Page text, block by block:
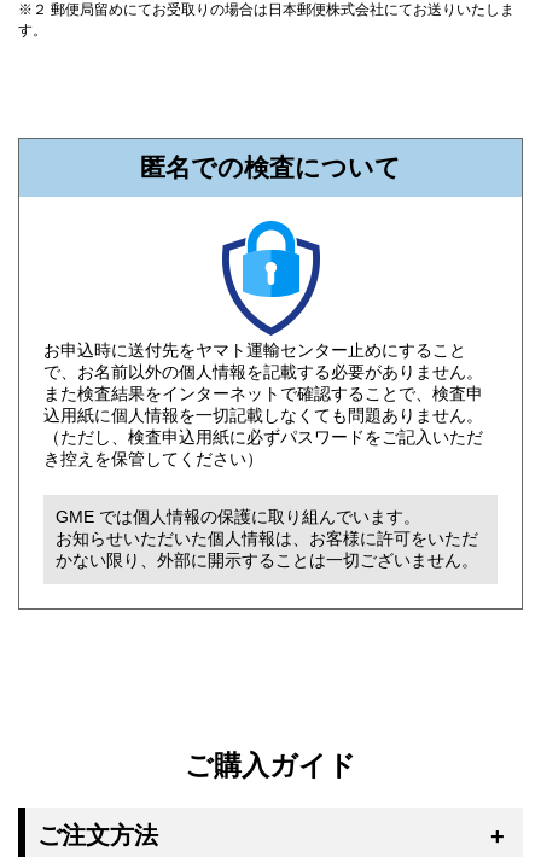
※２ 郵便局留めにてお受取りの場合は日本郵便株式会社にてお送りいたしま
す。
匿名での検査について
お申込時に送付先をヤマト運輸センター止めにすること
で、お名前以外の個人情報を記載する必要がありません。
また検査結果をインターネットで確認することで、検査申
込用紙に個人情報を一切記載しなくても問題ありません。
（ただし、検査申込用紙に必ずパスワードをご記入いただ
き控えを保管してください）
GME では個人情報の保護に取り組んでいます。
お知らせいただいた個人情報は、お客様に許可をいただ
かない限り、外部に開示することは一切ございません。
ご購入ガイド
ご注文方法